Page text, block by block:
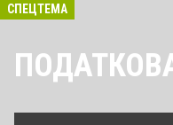
СПЕЦТЕМА